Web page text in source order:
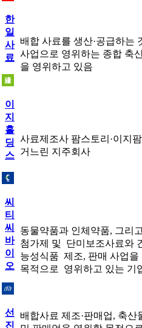
한
일
사
료
배합 사료를 생산·공급하는
사업으로 영위하는 종합 축
을 영위하고 있음
이
지
홀
딩
스
사료제조사 팜스토리·이지
거느린 지주회사
씨
티
씨
바
이
오
동물약품과 인체약품, 그리
첨가제 및 ​ 단미보조사료와
능성식품 ​ 제조, 판매 사업을
목적으로 ​ 영위하고 있는 기
선
진
배합사료 제조·판매업, 축산